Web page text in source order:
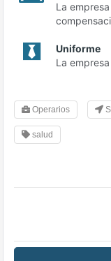
La
Uniforme
La
Operarios
salud